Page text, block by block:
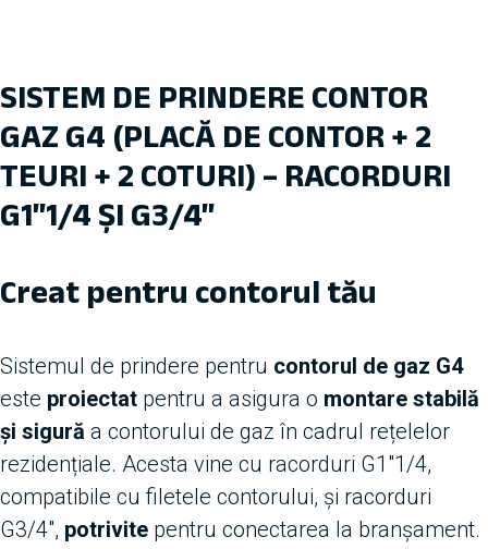
SISTEM DE PRINDERE CONTOR
GAZ G4 (PLACĂ DE CONTOR + 2
TEURI + 2 COTURI) – RACORDURI
G1″1/4 ȘI G3/4″
Creat pentru contorul tău
Sistemul de prindere pentru contorul de gaz G4
este proiectat pentru a asigura o montare stabilă
și sigură a contorului de gaz în cadrul rețelelor
rezidențiale. Acesta vine cu racorduri G1″1/4,
compatibile cu filetele contorului, și racorduri
G3/4″, potrivite pentru conectarea la branșament.